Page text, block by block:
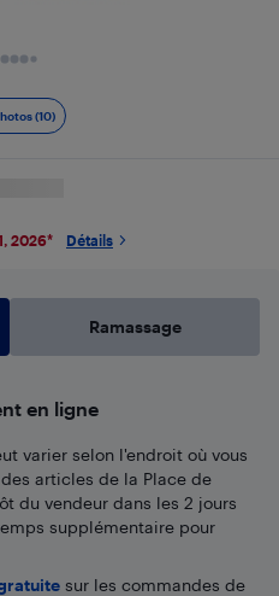
(10)
2026* Détails
Ramassage
en ligne
varier selon l'endroit où vous
articles de la Place de
du vendeur dans les 2 jours
supplémentaire pour
sur les commandes de